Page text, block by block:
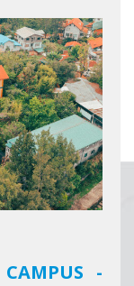
-